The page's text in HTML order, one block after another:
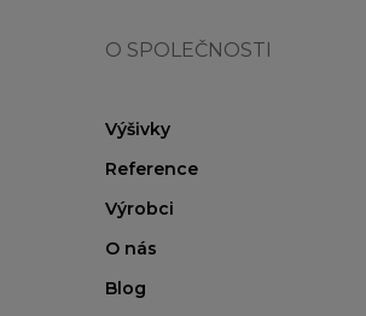
O SPOLEČNOSTI
Výšivky
Reference
Výrobci
O nás
Blog